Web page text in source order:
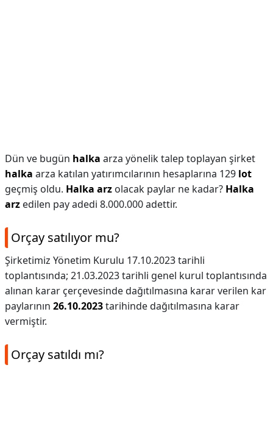
Dün ve bugün halka arza yönelik talep toplayan şirket
halka arza katılan yatırımcılarının hesaplarına 129 lot
geçmiş oldu. Halka arz olacak paylar ne kadar? Halka
arz edilen pay adedi 8.000.000 adettir.
Orçay satılıyor mu?
Şirketimiz Yönetim Kurulu 17.10.2023 tarihli
toplantısında; 21.03.2023 tarihli genel kurul toplantısında
alınan karar çerçevesinde dağıtılmasına karar verilen kar
paylarının 26.10.2023tarihinde dağıtılmasına karar
vermiştir.
Orçay satıldı mı?